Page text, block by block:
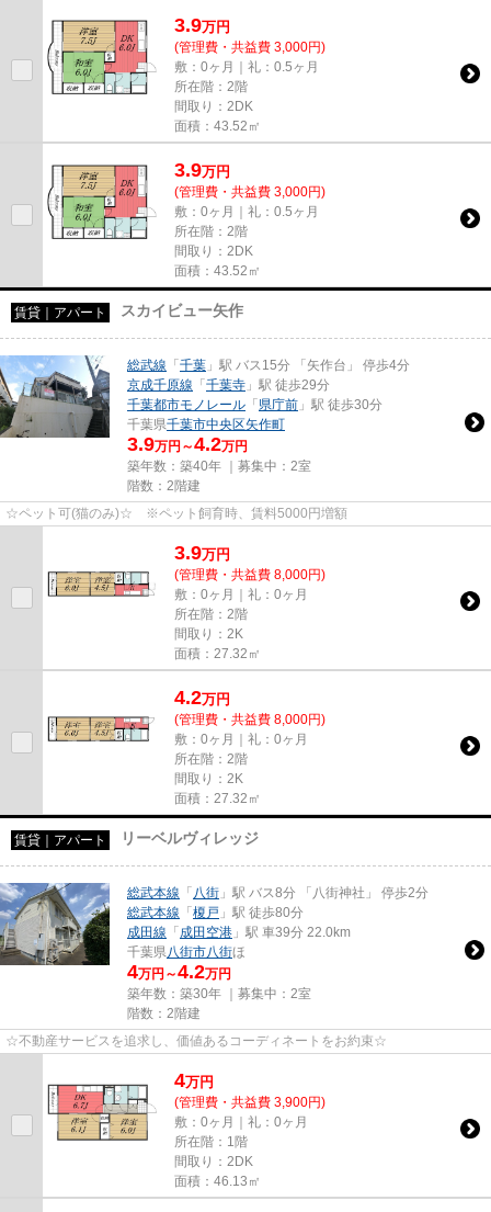
3.9万円
(管理費・共益費 3,000円)
敷：0ヶ月｜礼：0.5ヶ月
所在階：2階
間取り：2DK
面積：43.52㎡
3.9万円
(管理費・共益費 3,000円)
敷：0ヶ月｜礼：0.5ヶ月
所在階：2階
間取り：2DK
面積：43.52㎡
賃貸｜アパート スカイビュー矢作
総武線 「千葉 」駅 バス15分 「矢作台」 停歩4分
京成千原線 「千葉寺 」駅 徒歩29分
千葉都市モノレール 「県庁前 」駅 徒歩30分
千葉県千葉市中央区矢作町
3.9万円～4.2万円
築年数：築40年 ｜募集中： 2室
階数：2階建
☆ペット可(猫のみ)☆ ※ペット飼育時、賃料5000円増額
3.9万円
(管理費・共益費 8,000円)
敷：0ヶ月｜礼：0ヶ月
所在階：2階
間取り：2K
面積：27.32㎡
4.2万円
(管理費・共益費 8,000円)
敷：0ヶ月｜礼：0ヶ月
所在階：2階
間取り：2K
面積：27.32㎡
賃貸｜アパート リーベルヴィレッジ
総武本線 「 八街 」駅 バス8分 「八街神社」 停歩2分
総武本線 「榎戸 」駅 徒歩80分
成田線 「成田空港 」駅 車39分 22.0km
千葉県 八街市八街ほ
4万円～4.2万円
築年数：築30年 ｜募集中： 2室
階数：2階建
☆不動産サービスを追求し、価値あるコーディネートをお約束☆
4万円
(管理費・共益費 3,900円)
敷：0ヶ月｜礼：0ヶ月
所在階：1階
間取り：2DK
面積：46.13㎡